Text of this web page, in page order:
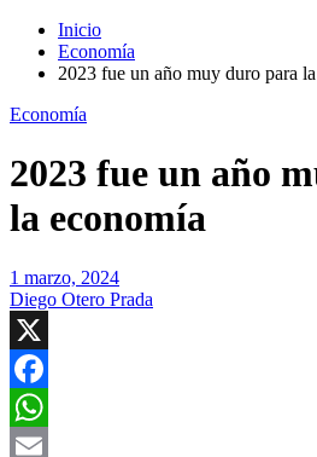
Inicio
Economía
2023 fue un año muy duro para
Economía
2023 fue un año
la economía
1 marzo, 2024
Diego Otero Prada
X
Facebook
WhatsApp